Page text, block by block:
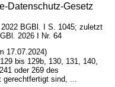
Datenschutz-Gesetz
BGBl. I S. 1045; zuletzt
2026 I Nr. 64
17.07.2024)
bis 129b, 130, 131, 140,
oder 269 des
sind, ...